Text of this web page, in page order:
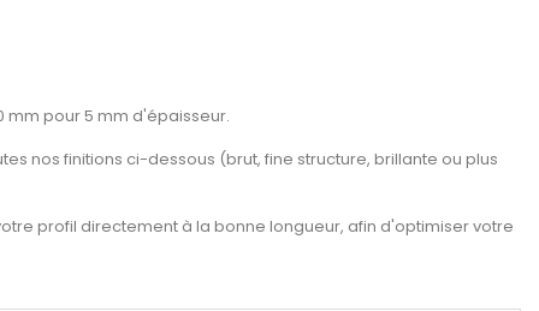
mm pour 5 mm d'épaisseur.
nos finitions ci-dessous (brut, fine structure, brillante ou plus
profil directement à la bonne longueur, afin d'optimiser votre